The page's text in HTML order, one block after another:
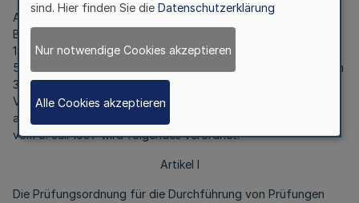
Aufgrund des § 2 des Gesetzes zur Ausführung des
Berufsbildungsgesetzes im öffentlichen Dienst (AGBBIG) vom
18. September 1979 (GV. NW.S. 644) im Verbindung mit § 3 Nr.
5 der Zweiten Berufsbildungs- Zuständigkeitsverordnung vom
3. Dezember 1991 (GV. NW. S. 553), geändert durch
Verordnung vom 1. Dezember 1992 (GV. NW. S. 518), und
aufgrund des Beschlusses des Berufsbildungsausschusses
vom 8. Juli 1997 wird folgendes verordnet:
Artikel I
Die Prüfungsordnung für die Durchführung von Prüfungen
sind. Hier finden Sie die Datenschutzerklärung
Nur notwendige Cookies akzeptieren
Alle Cookies akzeptieren